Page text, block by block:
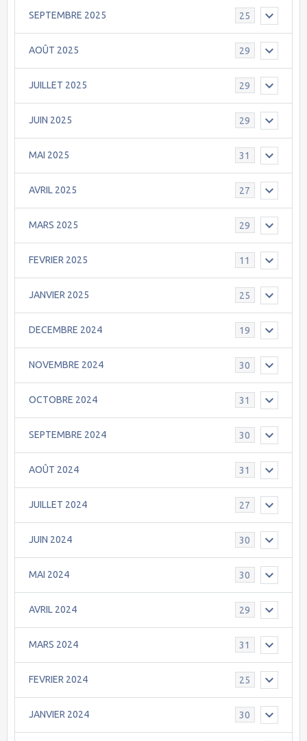
SEPTEMBRE 2025 25
AOÛT 2025 29
JUILLET 2025 29
JUIN 2025 29
MAI 2025 31
AVRIL 2025 27
MARS 2025 29
FEVRIER 2025 11
JANVIER 2025 25
DECEMBRE 2024 19
NOVEMBRE 2024 30
OCTOBRE 2024 31
SEPTEMBRE 2024 30
AOÛT 2024 31
JUILLET 2024 27
JUIN 2024 30
MAI 2024 30
AVRIL 2024 29
MARS 2024 31
FEVRIER 2024 25
JANVIER 2024 30